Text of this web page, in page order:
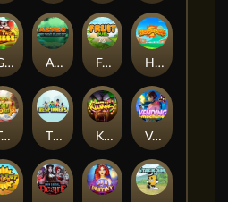
Get The Cheese Aztec Twist Fruit Duel Hop'n'Pop
Tai The Toad The Respinners Klowns Vending Machine